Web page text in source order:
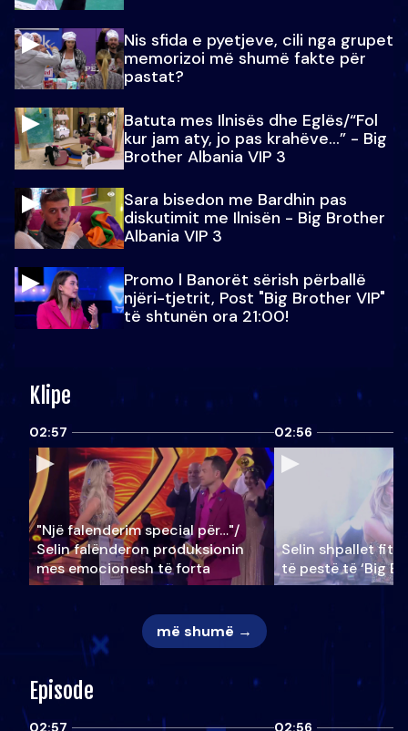
Nis sfida e pyetjeve, cili nga grupet
memorizoi më shumë fakte për
pastat?
Batuta mes Ilnisës dhe Eglës/“Fol
kur jam aty, jo pas krahëve…” - Big
Brother Albania VIP 3
Sara bisedon me Bardhin pas
diskutimit me Ilnisën - Big Brother
Albania VIP 3
Promo l Banorët sërish përballë
njëri-tjetrit, Post "Big Brother VIP"
të shtunën ora 21:00!
Klipe
02:57
"Një falenderim special për…"/
Selin falënderon produksionin
mes emocionesh të forta
02:56
Selin shpallet
të pestë të ‘Big
më shumë →
Episode
02:57 02:56